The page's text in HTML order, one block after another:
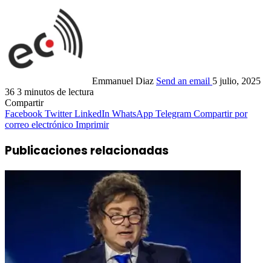
Emmanuel Diaz Send an email 5 julio, 2025
36 3 minutos de lectura
Compartir
Facebook Twitter LinkedIn WhatsApp Telegram Compartir por
correo electrónico Imprimir
Publicaciones relacionadas